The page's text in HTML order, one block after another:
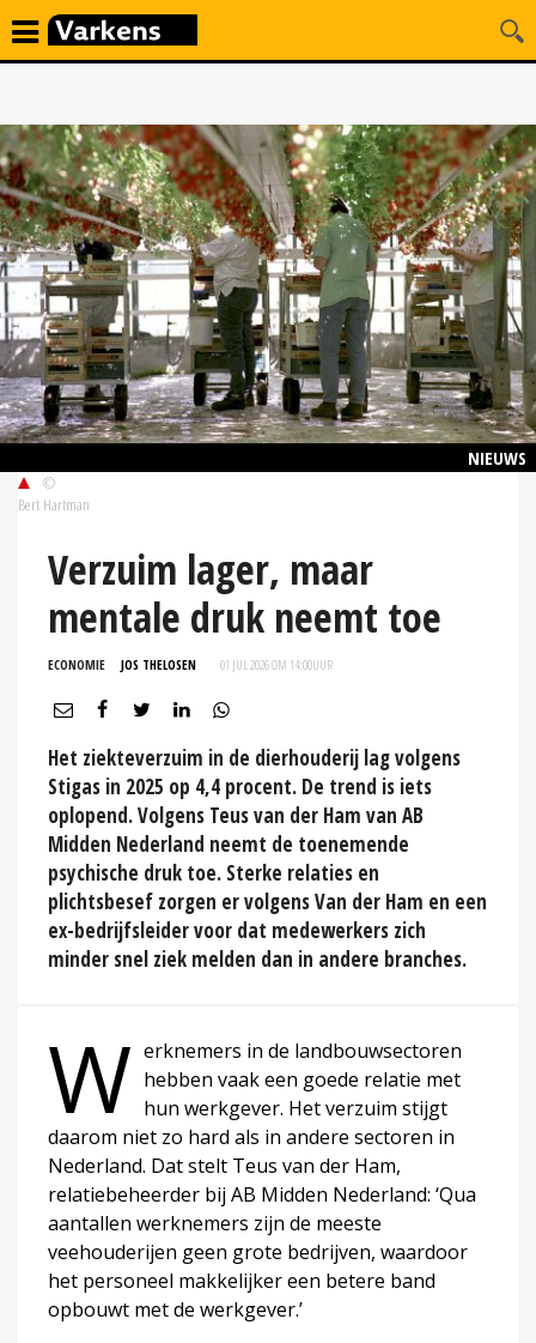
NIEUWS
©
Bert Hartman
Verzuim lager, maar
mentale druk neemt toe
ECONOMIE JOS THELOSEN 01 JUL 2026 OM 14:00UUR
Het ziekteverzuim in de dierhouderij lag volgens
Stigas in 2025 op 4,4 procent. De trend is iets
oplopend. Volgens Teus van der Ham van AB
Midden Nederland neemt de toenemende
psychische druk toe. Sterke relaties en
plichtsbesef zorgen er volgens Van der Ham en een
ex-bedrijfsleider voor dat medewerkers zich
minder snel ziek melden dan in andere branches.
W erknemers in de landbouwsectoren
hebben vaak een goede relatie met
hun werkgever. Het verzuim stijgt
daarom niet zo hard als in andere sectoren in
Nederland. Dat stelt Teus van der Ham,
relatiebeheerder bij AB Midden Nederland: ‘Qua
aantallen werknemers zijn de meeste
veehouderijen geen grote bedrijven, waardoor
het personeel makkelijker een betere band
opbouwt met de werkgever.’